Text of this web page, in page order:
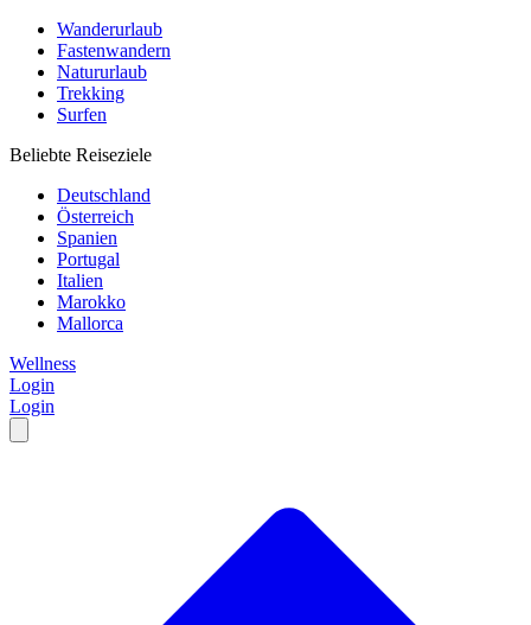
Wanderurlaub
Fastenwandern
Natururlaub
Trekking
Surfen
Beliebte Reiseziele
Deutschland
Österreich
Spanien
Portugal
Italien
Marokko
Mallorca
Wellness
Login
Login